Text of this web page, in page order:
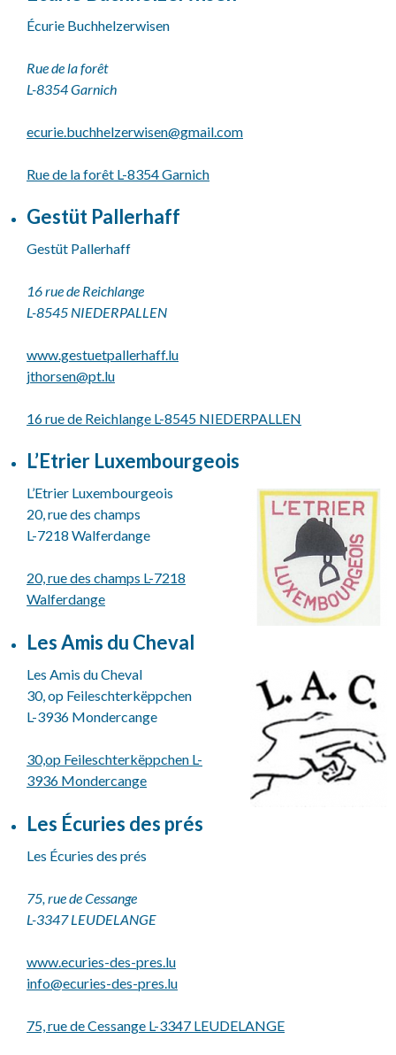
Écurie Buchhelzerwisen
Rue de la forêt
L-8354 Garnich
ecurie.buchhelzerwisen@gmail.com
Rue de la forêt L-8354 Garnich
Gestüt Pallerhaff
Gestüt Pallerhaff
16 rue de Reichlange
L-8545 NIEDERPALLEN
www.gestuetpallerhaff.lu
jthorsen@pt.lu
16 rue de Reichlange L-8545 NIEDERPALLEN
L’Etrier Luxembourgeois
L’Etrier Luxembourgeois
20, rue des champs
L-7218 Walferdange
20, rue des champs L-7218
Walferdange
Les Amis du Cheval
Les Amis du Cheval
30, op Feileschterkëppchen
L-3936 Mondercange
30,op Feileschterkëppchen L-
3936 Mondercange
Les Écuries des prés
Les Écuries des prés
75, rue de Cessange
L-3347 LEUDELANGE
www.ecuries-des-pres.lu
info@ecuries-des-pres.lu
75, rue de Cessange L-3347 LEUDELANGE